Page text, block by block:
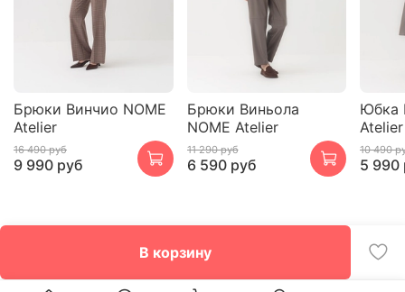
В корзину
Брюки Винчио NOME
Atelier
16 490 руб
9 990 руб
Брюки Виньола
NOME Atelier
11 290 руб
6 590 руб
Юбка
Atelier
10 490
5 990